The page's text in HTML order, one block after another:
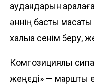
аудандарын
әннің басты
халыққа сенім беру,
Композициялық
жеңеді» — марштық